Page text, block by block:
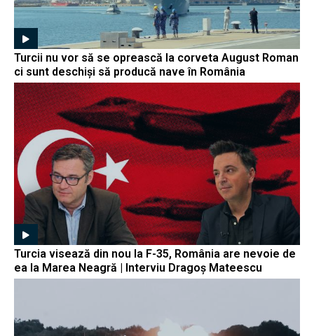
Turcii nu vor să se oprească la corveta August Roman
ci sunt deschiși să producă nave în România
Turcia visează din nou la F-35, România are nevoie de
ea la Marea Neagră | Interviu Dragoș Mateescu